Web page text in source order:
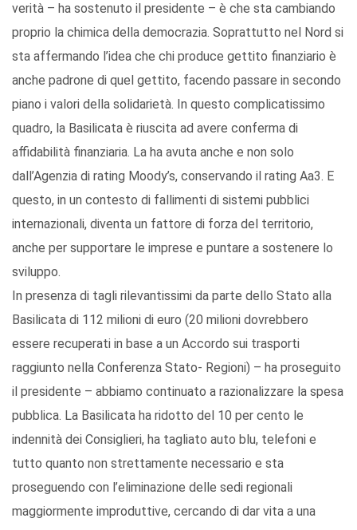
verità – ha sostenuto il presidente – è che sta cambiando
proprio la chimica della democrazia. Soprattutto nel Nord si
sta affermando l’idea che chi produce gettito finanziario è
anche padrone di quel gettito, facendo passare in secondo
piano i valori della solidarietà. In questo complicatissimo
quadro, la Basilicata è riuscita ad avere conferma di
affidabilità finanziaria. La ha avuta anche e non solo
dall’Agenzia di rating Moody’s, conservando il rating Aa3. E
questo, in un contesto di fallimenti di sistemi pubblici
internazionali, diventa un fattore di forza del territorio,
anche per supportare le imprese e puntare a sostenere lo
sviluppo.
In presenza di tagli rilevantissimi da parte dello Stato alla
Basilicata di 112 milioni di euro (20 milioni dovrebbero
essere recuperati in base a un Accordo sui trasporti
raggiunto nella Conferenza Stato- Regioni) – ha proseguito
il presidente – abbiamo continuato a razionalizzare la spesa
pubblica. La Basilicata ha ridotto del 10 per cento le
indennità dei Consiglieri, ha tagliato auto blu, telefoni e
tutto quanto non strettamente necessario e sta
proseguendo con l’eliminazione delle sedi regionali
maggiormente improduttive, cercando di dar vita a una